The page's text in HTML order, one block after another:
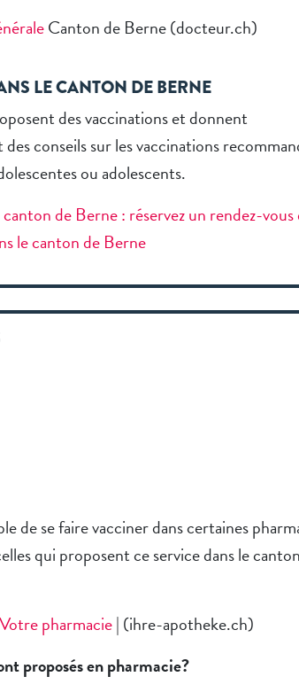
Canton de Berne (docteur.ch)
LE CANTON DE BERNE
des vaccinations et donnent
conseils sur les vaccinations
ou adolescents.
de Berne : réservez un rendez-vous
le canton de Berne
de se faire vacciner dans certaines
qui proposent ce service dans le
pharmacie| (ihre-apotheke.ch)
proposés en pharmacie?